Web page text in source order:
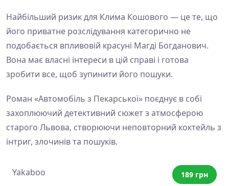
Найбільший ризик для Клима Кошового — це те, що
його приватне розслідування категорично не
подобається впливовій красуні Магді Богданович.
Вона має власні інтереси в цій справі і готова
зробити все, щоб зупинити його пошуки.
Роман «Автомобіль з Пекарської» поєднує в собі
захоплюючий детективний сюжет з атмосферою
старого Львова, створюючи неповторний коктейль з
інтриг, злочинів та пошуків.
Yakaboo 189 грн